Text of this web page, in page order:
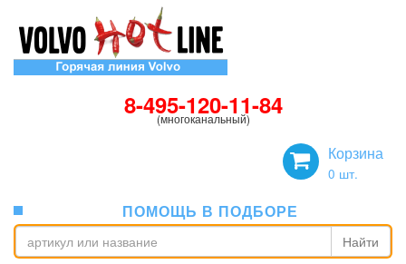
8-495-120-11-84
(многоканальный)
Корзина
0 шт.
ПОМОЩЬ В ПОДБОРЕ
Найти